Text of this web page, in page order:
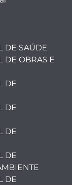
DE SAÚDE
DE OBRAS E
DE
DE
DE
DE
DE